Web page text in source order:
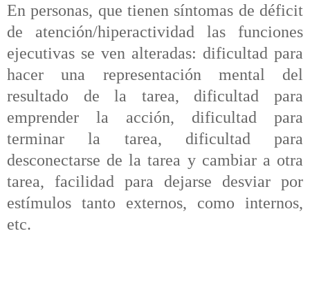
En personas, que tienen síntomas de déficit
de atención/hiperactividad las funciones
ejecutivas se ven alteradas: dificultad para
hacer una representación mental del
resultado de la tarea, dificultad para
emprender la acción, dificultad para
terminar la tarea, dificultad para
desconectarse de la tarea y cambiar a otra
tarea, facilidad para dejarse desviar por
estímulos tanto externos, como internos,
etc.